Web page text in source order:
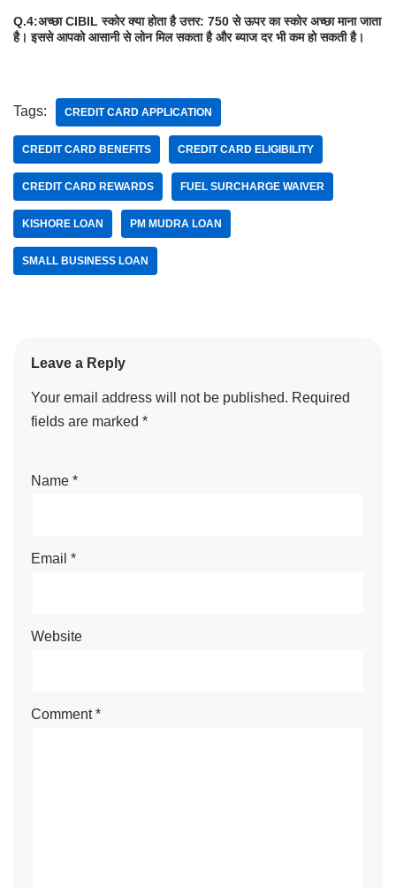
Q.4:अच्छा CIBIL स्कोर क्या होता है उत्तर: 750 से ऊपर का स्कोर अच्छा माना जाता
है। इससे आपको आसानी से लोन मिल सकता है और ब्याज दर भी कम हो सकती है।
Tags: CREDIT CARD APPLICATION
CREDIT CARD BENEFITS CREDIT CARD ELIGIBILITY
CREDIT CARD REWARDS FUEL SURCHARGE WAIVER
KISHORE LOAN PM MUDRA LOAN
SMALL BUSINESS LOAN
Leave a Reply
Your email address will not be published. Required
fields are marked *
Name *
Email *
Website
Comment*